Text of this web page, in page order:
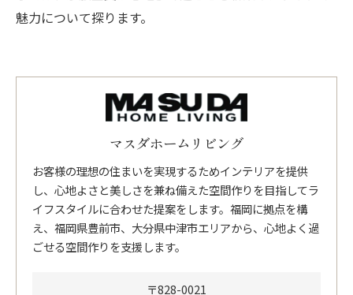
魅力について探ります。
マスダホームリビング
お客様の理想の住まいを実現するためインテリアを提供
し、心地よさと美しさを兼ね備えた空間作りを目指してラ
イフスタイルに合わせた提案をします。福岡に拠点を構
え、福岡県豊前市、大分県中津市エリアから、心地よく過
ごせる空間作りを支援します。
〒828-0021